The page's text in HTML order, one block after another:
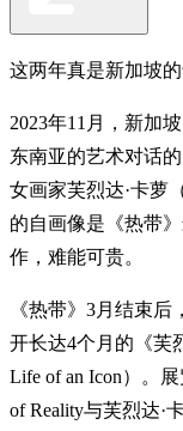
这两年真是新加坡的
2023年11月，新加
东南亚的艺术对话
女画家芙烈达·卡萝
的自画像是《热带
作，难能可贵。
《热带》3月结束
开长达4个月的《芙
Life of an Icon）。
of Reality与芙烈达·